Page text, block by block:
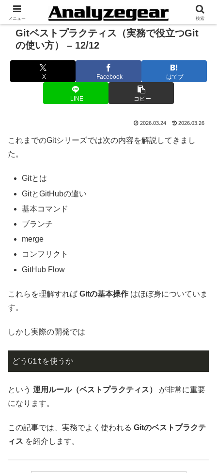
Gitベストプラクティス（実務で役立つGit
の使い方） – 12/12
X Facebook はてブ
LINE コピー
2026.03.24 2026.03.26
これまでのGitシリーズでは次の内容を解説してきまし
た。
Gitとは
GitとGitHubの違い
基本コマンド
ブランチ
merge
コンフリクト
GitHub Flow
これらを理解すれば Gitの基本操作 はほぼ身についていま
す。
しかし実際の開発では
どうGitを使うか
という 運用ルール（ベストプラクティス）
が非常に重要
になります。
この記事では、実務でよく使われる Gitのベストプラクテ
ィス を紹介します。
メニュー 検索